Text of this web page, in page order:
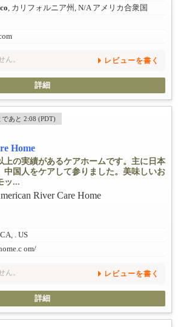
, カリフォルニア州, N/A アメリカ合衆国
ん。 レビューを書く
詳細
あと 2:08 (PDT)
Home
上の実績があるケアホームです。主に日本
中国人をケアして参りました。美味しいお
ッ...
. US
om/
ん。 レビューを書く
詳細